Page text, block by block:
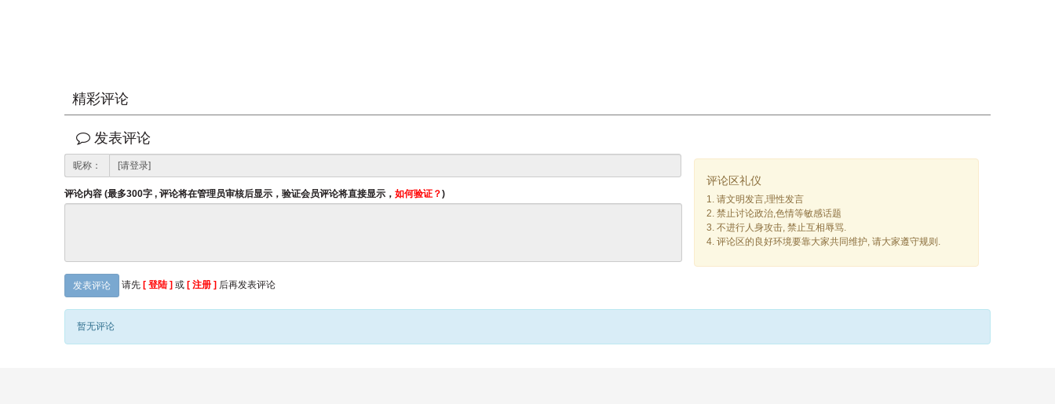
精彩评论
发表评论
昵称：
评论内容 (最多300字 , 评论将在管理员审核后显示，验证会员评论将直接显示， 如何验证？)
发表评论 请先 [ 登陆 ] 或 [ 注册 ] 后再发表评论
评论区礼仪
1. 请文明发言,理性发言
2. 禁止讨论政治,色情等敏感话题
3. 不进行人身攻击, 禁止互相辱骂.
4. 评论区的良好环境要靠大家共同维护, 请大家遵守规则.
暂无评论